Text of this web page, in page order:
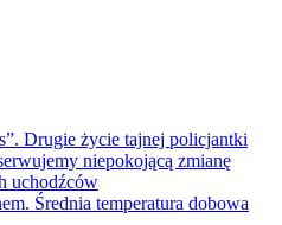
Drugie życie tajnej policjantki
niepokojącą zmianę
uchodźców
Średnia temperatura dobowa